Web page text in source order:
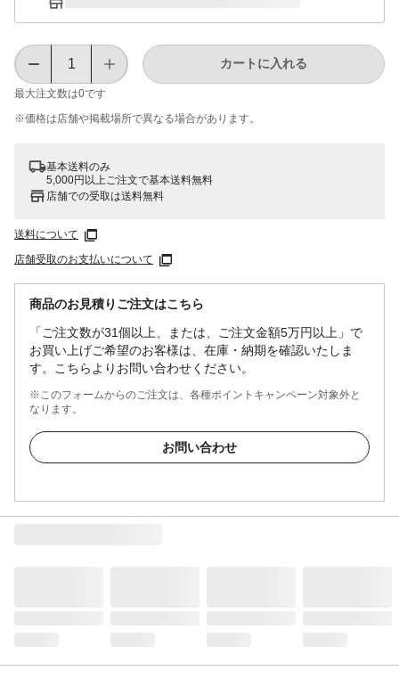
最大注文数は0です
カートに入れる
※価格は​店舗や​掲載場所で​異なる​場合が​あります。
基本送料のみ
5,000円以上ご注文で基本送料無料
店舗での受取は送料無料
送料について
店舗受取のお支払いについて
商品のお見積りご注文はこちら
「ご注文数が31個以上、または、ご注文金額5万円以上」で
お買い上げご希望のお客様は、在庫・納期を確認いたしま
す。こちらよりお問い合わせください。
※このフォームからのご注文は、各種ポイントキャンペーン対象外と
なります。
お問い合わせ